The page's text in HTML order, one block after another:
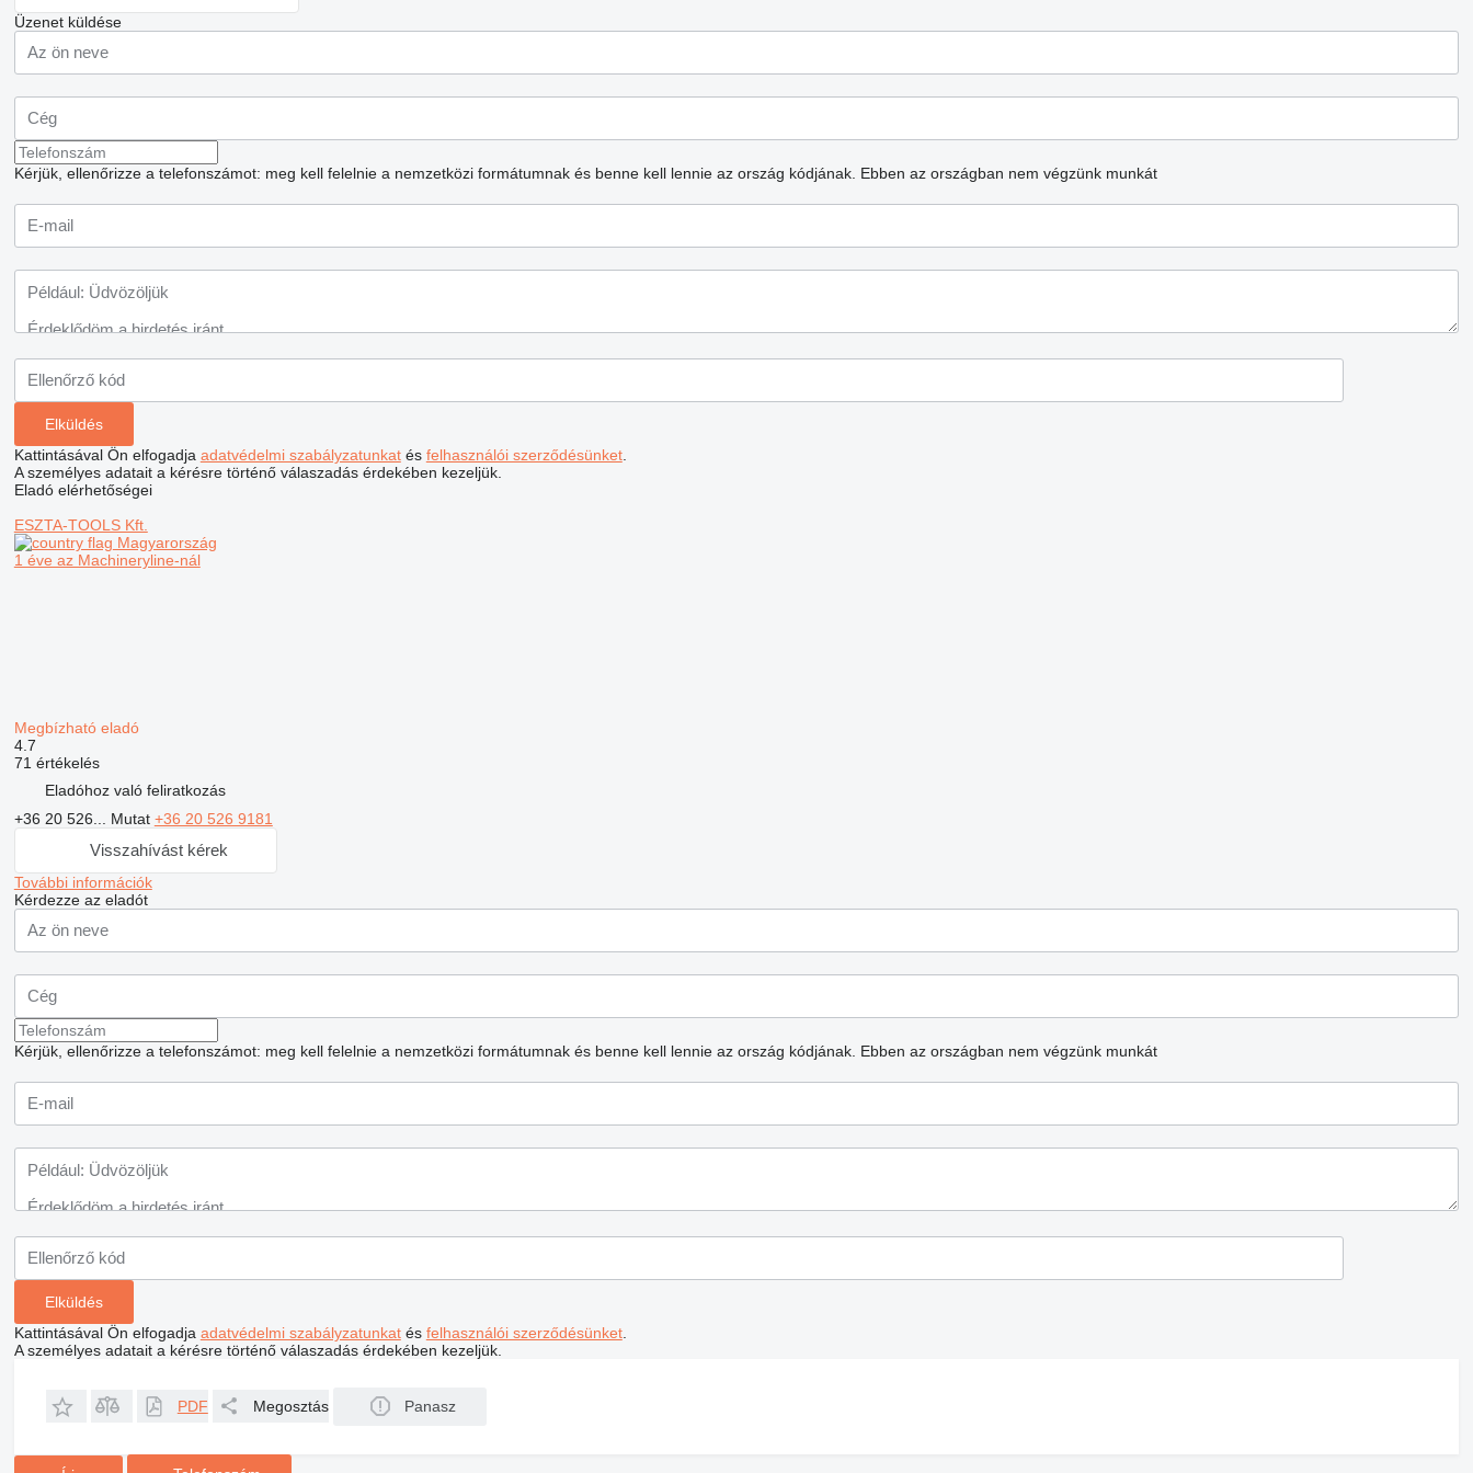
Üzenet küldése
Kérjük, ellenőrizze a telefonszámot: meg kell felelnie a nemzetközi formátumnak és benne kell lennie az ország kódjának. Ebben az országban nem végzünk munkát
Kattintásával Ön elfogadja adatvédelmi szabályzatunkatés felhasználói szerződésünket.
A személyes adatait a kérésre történő válaszadás érdekében kezeljük.
Eladó elérhetőségei
ESZTA-TOOLS Kft.
Magyarország
1 éve az Machineryline-nál
Megbízható eladó
4.7
71 értékelés
Eladóhoz való feliratkozás
+36 20 526... Mutat +36 20 526 9181
Visszahívást kérek
További információk
Kérdezze az eladót
Kérjük, ellenőrizze a telefonszámot: meg kell felelnie a nemzetközi formátumnak és benne kell lennie az ország kódjának. Ebben az országban nem végzünk munkát
Kattintásával Ön elfogadja adatvédelmi szabályzatunkatés felhasználói szerződésünket.
A személyes adatait a kérésre történő válaszadás érdekében kezeljük.
PDF Megosztás Panasz